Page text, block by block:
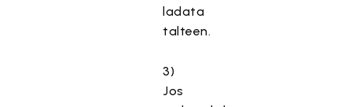
ladata
talteen.
3)
Jos